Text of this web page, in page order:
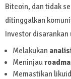
Bitcoin, dan tidak
ditinggalkan
Investor disarankan
Melakukan
Meninjau
Memastikan